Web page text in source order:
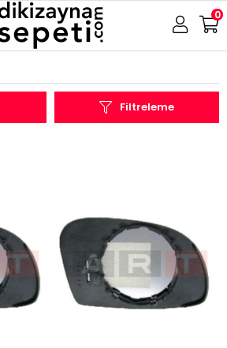
0
Filtreleme